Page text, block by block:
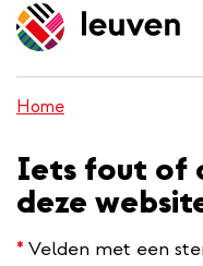
en
naar
gaan
Home
Iets fout of
deze
* Velden met een